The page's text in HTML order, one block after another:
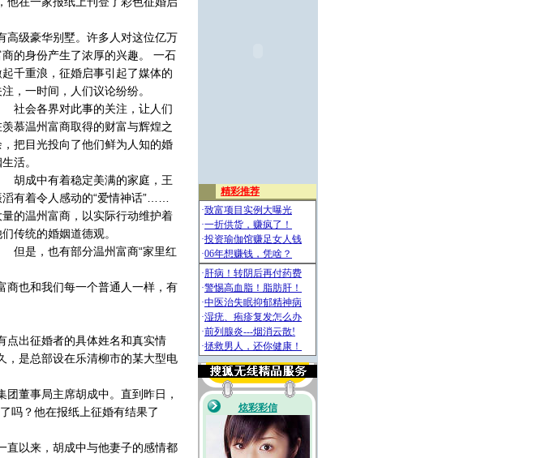
级豪华别墅。许多人对这位亿万
的身份产生了浓厚的兴趣。
一石
起千重浪，征婚启事引起了媒体的
注，一时间，人们议论纷纷。
会各界对此事的关注，让人们
羡慕温州富商取得的财富与辉煌之
，把目光投向了他们鲜为人知的婚
活。
成中有着稳定美满的家庭，王
滔有着令人感动的“爱情神话”……
量的温州富商，以实际行动维护着
传统的婚姻道德观。
是，也有部分温州富商“家里红
也和我们每一个普通人一样，有
出征婚者的具体姓名和真实情
，是总部设在乐清柳市的某大型电
董事局主席胡成中。直到昨日，
吗？他在报纸上征婚有结果了
以来，胡成中与他妻子的感情都